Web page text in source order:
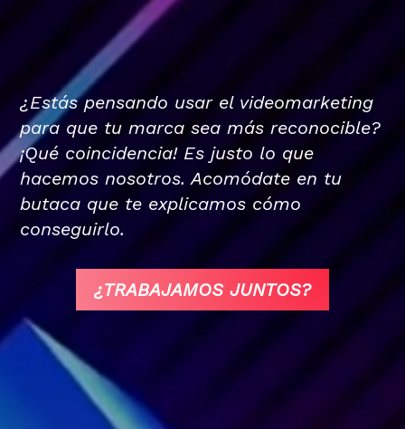
¿Estás pensando usar el videomarketing
para que tu marca sea más reconocible?
¡Qué coincidencia! Es justo lo que
hacemos nosotros. Acomódate en tu
butaca que te explicamos cómo
conseguirlo.
¿TRABAJAMOS JUNTOS?